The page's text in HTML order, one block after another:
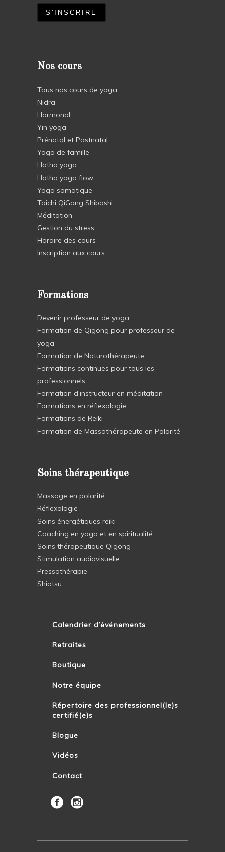
Nos cours
Tous nos cours de yoga
Nidra
Hormonal
Yin yoga
Prénatal et Postnatal
Yoga de famille
Hatha yoga
Hatha yoga flow
Yoga somatique
Taichi QiGong Shibashi
Méditation
Gestion du stress
Horaire des cours
Inscription aux cours
Formations
Devenir professeur de yoga
Formation de Qigong pour professeur de
yoga
Formation de Naturothérapeute
Formations continues pour tous les
professionnels
Formation d’instructeur en méditation
Formations en réflexologie
Formations de Reiki
Formation de Massothérapeute en Polarité
Soins thérapeutique
Massage en polarité
Réflexologie
Soins énergétiques reiki
Coaching en yoga et en spiritualité
Soins thérapeutique Qigong
Stimulation audiovisuelle
Pressothérapie
Shiatsu
Calendrier d’événements
Retraites
Boutique
Notre équipe
Répertoire des professionnel(le)s
certifié(e)s
Blogue
Vidéos
Contact